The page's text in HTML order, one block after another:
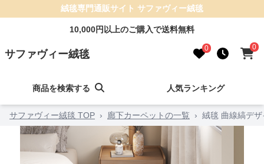
絨毯専門通販サイト サファヴィー絨毯
10,000円以上のご購入で送料無料
サファヴィー絨毯 0 0
商品を検索する 人気ランキング
サファヴィー絨毯 TOP › 廊下カーペットの一覧 › 絨毯 曲線縞デ